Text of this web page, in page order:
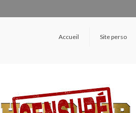
Accueil Site perso